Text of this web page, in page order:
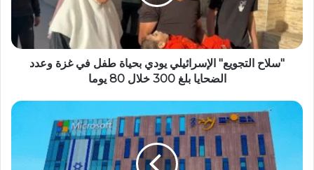
"سلاح التجويع" الإسرائيلي يودي بحياة طفل في غزة وعدد
الضحايا بلغ 300 خلال 80 يوما